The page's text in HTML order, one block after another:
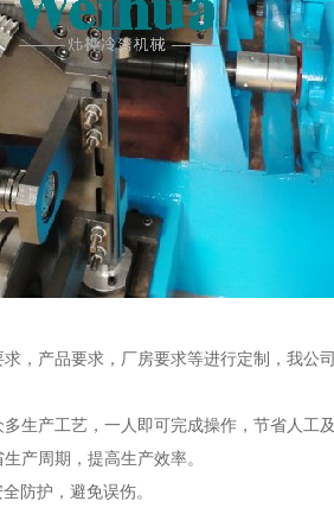
，产品要求，厂房要求等进行定制，我
生产工艺，一人即可完成操作，节省人工及
产周期，提高生产效率。
防护，避免误伤。